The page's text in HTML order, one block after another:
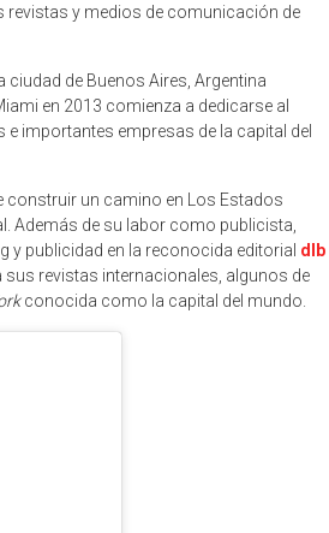
y medios de comunicación de
de Buenos Aires, Argentina
en 2013 comienza a dedicarse al
importantes empresas de la capital del
construir un camino en Los Estados
Además de su labor como publicista,
y publicidad en la reconocida editorial dlb
sus revistas internacionales, algunos de
conocida como la capital del mundo.